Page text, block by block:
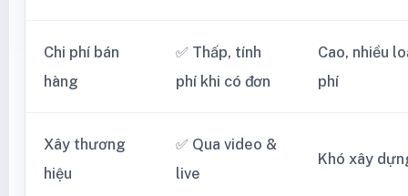
Chi phí bán
hàng
✅ Thấp, tính
phí khi có đơn
Cao, nhiều
phí
Xây thương
hiệu
✅ Qua video &
live
Khó xây